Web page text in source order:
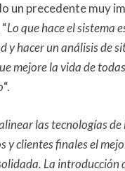
un precedente muy
Lo que hace el sistema
y hacer un análisis de
mejore la vida de
“.
las tecnologías
y clientes finales el
La introducción